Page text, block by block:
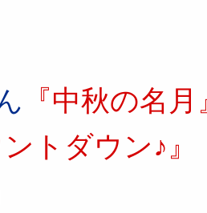
『中秋の名月
トダウン♪』